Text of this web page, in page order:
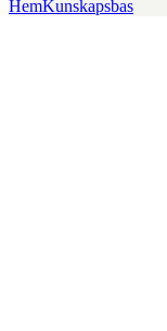
HemKunskapsbas